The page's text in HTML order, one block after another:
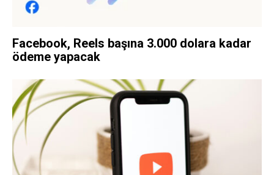
Facebook, Reels başına 3.000 dolara kadar
ödeme yapacak